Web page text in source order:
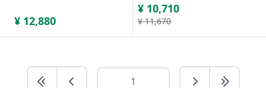
¥ 12,880
¥ 10,710
¥ 11,670